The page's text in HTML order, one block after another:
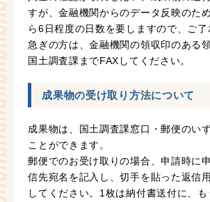
すが、金融機関からのデータ反映のた
ら6日程度の日数を要しますので、ご
急ぎの方は、金融機関の領収印のある
国土調査課までFAXしてください。
成果物の受け取り方法について
成果物は、国土調査課窓口・郵便のい
ことができます。
郵便でのお受け取りの場合、申請時に
信先宛名を記入し、切手を貼った返信
してください。1枚は納付書送付に、